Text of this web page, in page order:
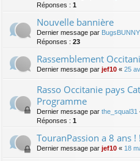
Réponses : 1
Nouvelle bannière
Dernier message par BugsBUNNY
Réponses : 23
Rassemblement
Dernier message par jef10 « 25
Rasso Occitanie pays
Programme
Dernier message par the_squal31
Réponses : 1
TouranPassion a 8 ans !
Dernier message par jef10 « 18